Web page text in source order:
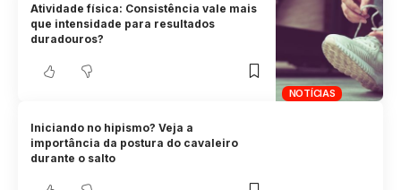
NOTÍCIAS
Atividade física: Consistência vale mais
que intensidade para resultados
duradouros?
Iniciando no hipismo? Veja a
importância da postura do cavaleiro
durante o salto